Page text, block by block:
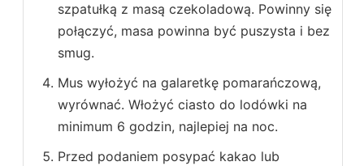
szpatułką z masą czekoladową. Powinny się
połączyć, masa powinna być puszysta i bez
smug.
Mus wyłożyć na galaretkę pomarańczową,
wyrównać. Włożyć ciasto do lodówki na
minimum 6 godzin, najlepiej na noc.
Przed podaniem posypać kakao lub